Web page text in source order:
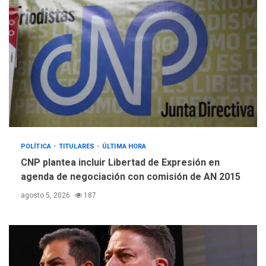
3
Guatemala por erupción de
volcán de Fuego
4
GUERRA EN EL MUNDO
TITULARES
ÚLTIMA HORA
EEUU confía acuerdo «muy
pronto» sobre Ormuz
5
Guardia Nacional
Bolivariana celebró su 89°
aniversario en Nueva
POLÍTICA TITULARES ÚLTIMA HORA
CNP plantea incluir Libertad de Expresión en
agenda de negociación con comisión de AN 2015
agosto 5, 2026 187